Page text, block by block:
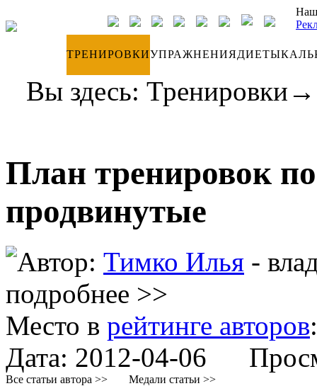
ТРЕНИРОВКИУПРАЖНЕНИЯДИЕТЫ
Вы здесь: Тренировки
План тренировок
продвинутые
Автор: Тимко Илья -
подробнее >>
Место в рейтинге авторов
Дата: 2012-04-06
Все статьи автора >> Медали статьи >>